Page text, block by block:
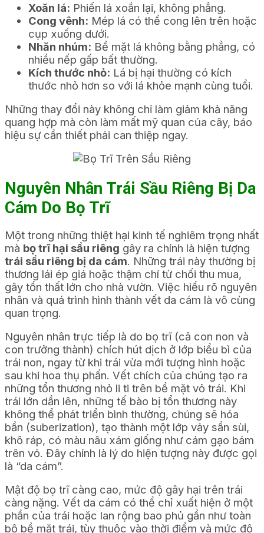
Xoăn lá: Phiến lá xoắn lại, không phẳng.
Cong vênh: Mép lá có thể cong lên trên hoặc
cụp xuống dưới.
Nhăn nhúm: Bề mặt lá không bằng phẳng, có
nhiều nếp gấp bất thường.
Kích thước nhỏ: Lá bị hại thường có kích
thước nhỏ hơn so với lá khỏe mạnh cùng tuổi.
Những thay đổi này không chỉ làm giảm khả năng
quang hợp mà còn làm mất mỹ quan của cây, báo
hiệu sự cần thiết phải can thiệp ngay.
Nguyên Nhân Trái Sầu Riêng Bị Da
Cám Do Bọ Trĩ
Một trong những thiệt hại kinh tế nghiêm trọng nhất
mà bọ trĩ hại sầu riêng gây ra chính là hiện tượng
trái sầu riêng bị da cám. Những trái này thường bị
thương lái ép giá hoặc thậm chí từ chối thu mua,
gây tổn thất lớn cho nhà vườn. Việc hiểu rõ nguyên
nhân và quá trình hình thành vết da cám là vô cùng
quan trọng.
Nguyên nhân trực tiếp là do bọ trĩ (cả con non và
con trưởng thành) chích hút dịch ở lớp biểu bì của
trái non, ngay từ khi trái vừa mới tượng hình hoặc
sau khi hoa thụ phấn. Vết chích của chúng tạo ra
những tổn thương nhỏ li ti trên bề mặt vỏ trái. Khi
trái lớn dần lên, những tế bào bị tổn thương này
không thể phát triển bình thường, chúng sẽ hóa
bần (suberization), tạo thành một lớp vảy sần sùi,
khô ráp, có màu nâu xám giống như cám gạo bám
trên vỏ. Đây chính là lý do hiện tượng này được gọi
là “da cám”.
Mật độ bọ trĩ càng cao, mức độ gây hại trên trái
càng nặng. Vết da cám có thể chỉ xuất hiện ở một
phần của trái hoặc lan rộng bao phủ gần như toàn
bộ bề mặt trái, tùy thuộc vào thời điểm và mức độ